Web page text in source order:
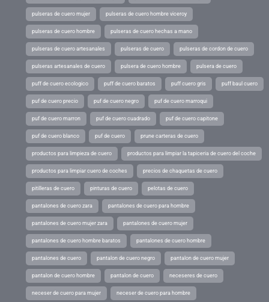
pulseras de cuero mujer pulseras de cuero hombre viceroy
pulseras de cuero hombre pulseras de cuero hechas a mano
pulseras de cuero artesanales pulseras de cuero pulseras de cordon de cuero
pulseras artesanales de cuero pulsera de cuero hombre pulsera de cuero
puff de cuero ecologico puff de cuero baratos puff cuero gris puff baul cuero
puf de cuero precio puf de cuero negro puf de cuero marroqui
puf de cuero marron puf de cuero cuadrado puf de cuero capitone
puf de cuero blanco puf de cuero prune carteras de cuero
productos para limpieza de cuero productos para limpiar la tapiceria de cuero del coche
productos para limpiar cuero de coches precios de chaquetas de cuero
pitilleras de cuero pinturas de cuero pelotas de cuero
pantalones de cuero zara pantalones de cuero para hombre
pantalones de cuero mujer zara pantalones de cuero mujer
pantalones de cuero hombre baratos pantalones de cuero hombre
pantalones de cuero pantalon de cuero negro pantalon de cuero mujer
pantalon de cuero hombre pantalon de cuero neceseres de cuero
neceser de cuero para mujer neceser de cuero para hombre